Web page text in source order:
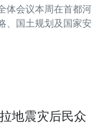
体会议本周在首都河
、国土规划及国家安
地震灾后民众